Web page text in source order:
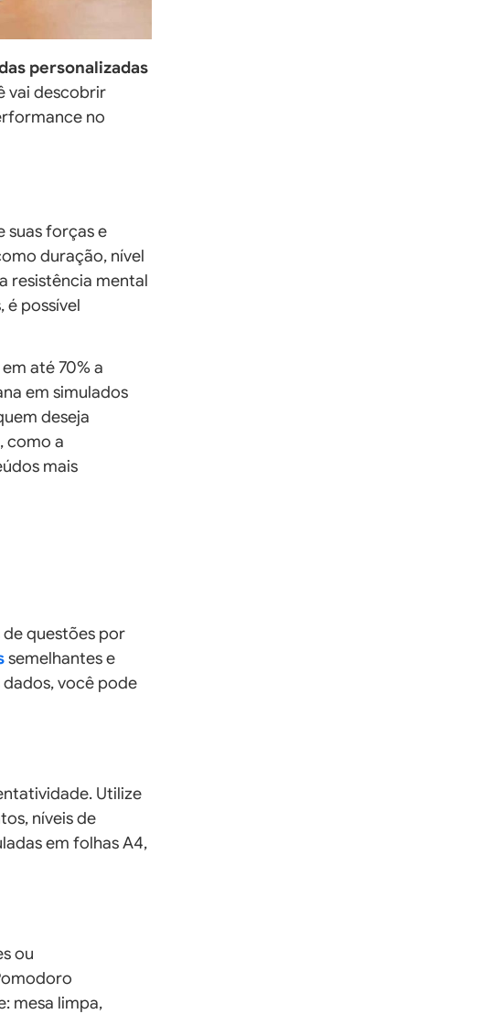
personalizadas
vai descobrir
no
forças e
duração, nível
resistência mental
é possível
até 70% a
em simulados
deseja
como a
mais
questões por
semelhantes e
você pode
Utilize
níveis de
em folhas A4,
ou
mesa limpa,